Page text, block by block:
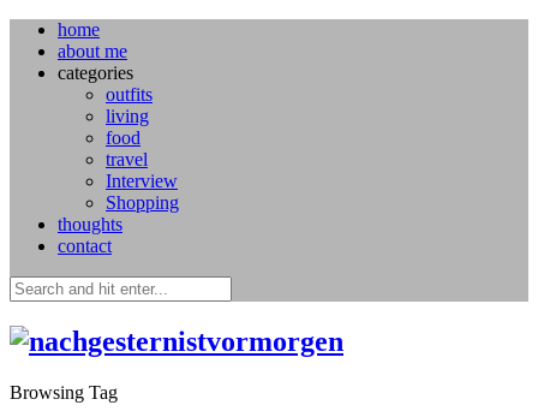
home
about me
categories
outfits
living
food
travel
Interview
Shopping
thoughts
contact
Browsing Tag